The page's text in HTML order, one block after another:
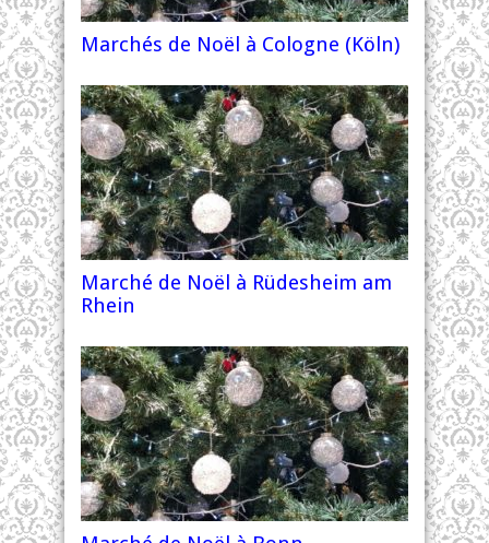
Marchés de Noël à Cologne (Köln)
Marché de Noël à Rüdesheim am
Rhein